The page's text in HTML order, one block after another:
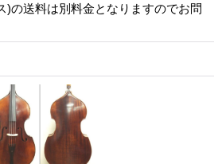
の送料は別料金となりますのでお問